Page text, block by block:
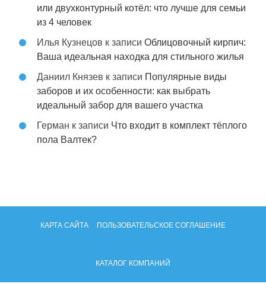
или двухконтурный котёл: что лучше для семьи
из 4 человек
Илья Кузнецов к записиОблицовочный кирпич:
Ваша идеальная находка для стильного жилья
Даниил Князев к записи Популярные виды
заборов и их особенности: как выбрать
идеальный забор для вашего участка
Герман к записи Что входит в комплект тёплого
пола Валтек?
КАРТА САЙТА ПОЛЬЗОВАТЕЛЬСКОЕ СОГЛАШЕНИЕ
КАТАЛОГ КОМПАНИЙ